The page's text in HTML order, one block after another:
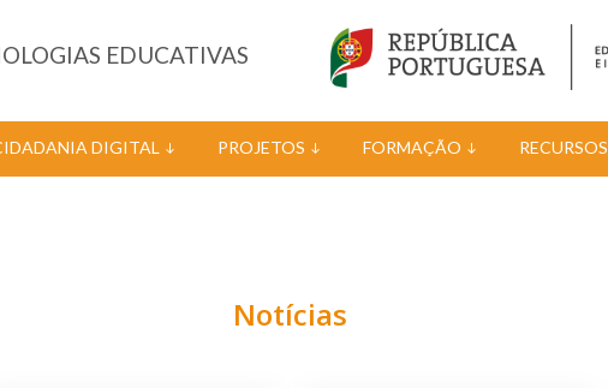
EDUCATIVAS
DIGITAL PROJETOS FORMAÇÃO RECURSOS
Notícias